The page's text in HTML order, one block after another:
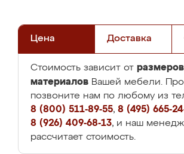
Цена Доставка
Стоимость зависит от
материалов Вашей мебели.
позвоните нам по любому из
8 (800) 511-89-55, 8 (495) 665-
8 (926) 409-68-13, и наш
рассчитает стоимость.